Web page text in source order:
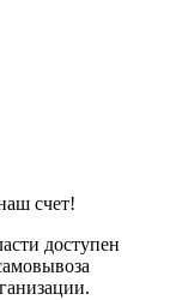
счет!
доступен